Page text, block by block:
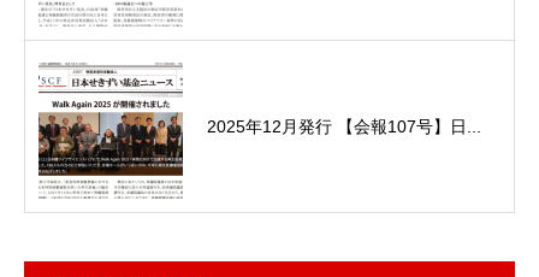
2025年12月発行 【会報107号】日...